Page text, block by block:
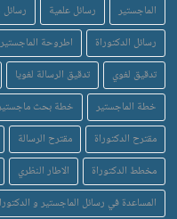
الماجستير رسائل علمية
رسائل الدكتوراة
اطروحة الماجستير
تدقيق لغوي
تدقيق الرسالة لغويا
خطة الماجستير
خطة بحث
مقترح الدكتوراة
مقترح الرسالة
مخطط الدكتوراة
الاطار النظري
المساعدة في رسائل الماجستير و